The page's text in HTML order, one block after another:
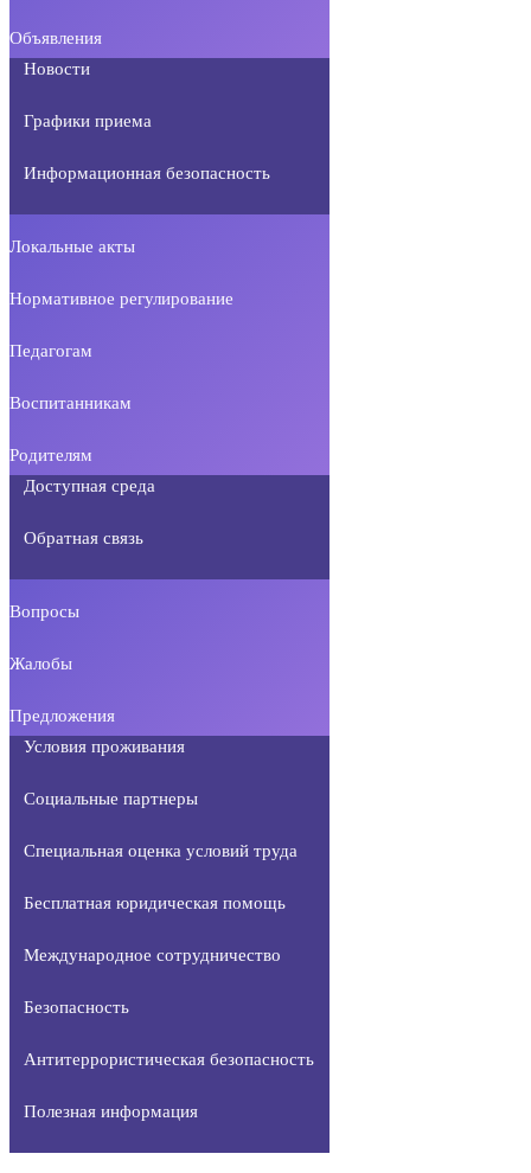
Объявления
Новости
Графики приема
Информационная безопасность
Локальные акты
Нормативное регулирование
Педагогам
Воспитанникам
Родителям
Доступная среда
Обратная связь
Вопросы
Жалобы
Предложения
Условия проживания
Социальные партнеры
Специальная оценка условий труда
Бесплатная юридическая помощь
Международное сотрудничество
Безопасность
Антитеррористическая безопасность
Полезная информация